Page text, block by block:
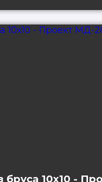
бруса 10х10 -